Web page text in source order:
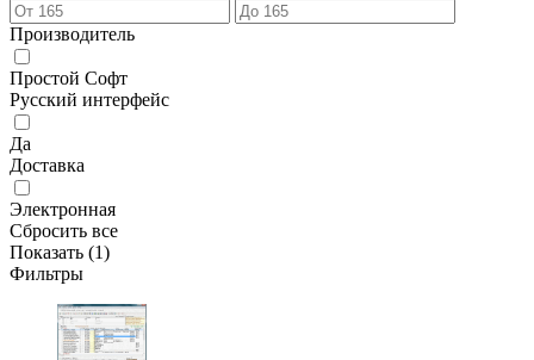
Производитель
Простой Софт
Русский интерфейс
Да
Доставка
Электронная
Сбросить все
Показать (1)
Фильтры